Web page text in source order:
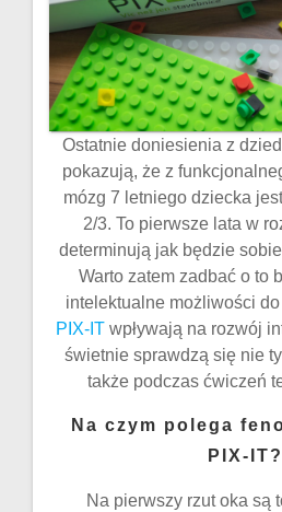
Ostatnie doniesienia z
pokazują, że z
mózg 7 letniego dziecka
2/3. To pierwsze lata w
determinują jak będzie sobie
Warto zatem zadbać o to
intelektualne możliwości
PIX-IT wpływają na rozwój
świetnie sprawdzą się nie
także podczas ćwiczeń
Na czym polega
PIX-IT?
Na pierwszy rzut oka są